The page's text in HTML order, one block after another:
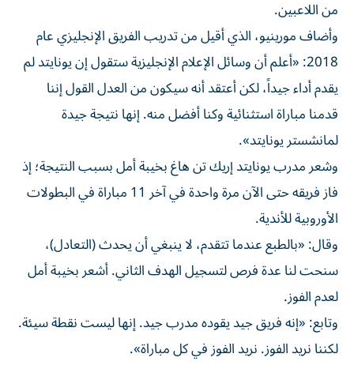
من اللاعبين.
وأضاف مورينيو، الذي أقيل من تدريب الفريق الإنجليزي عام
2018: «أعلم أن وسائل الإعلام الإنجليزية ستقول إن يونايتد لم
يقدم أداء جيداً، لكن أعتقد أنه سيكون من العدل القول إننا
قدمنا ​​مباراة استثنائية وكنا أفضل منه. إنها نتيجة جيدة
لمانشستر يونايتد».
وشعر مدرب يونايتد إريك تن هاغ بخيبة أمل بسبب النتيجة؛ إذ
فاز فريقه حتى الآن مرة واحدة في آخر 11 مباراة في البطولات
الأوروبية للأندية.
وقال: «بالطبع عندما تتقدم، لا ينبغي أن يحدث (التعادل)،
سنحت لنا عدة فرص لتسجيل الهدف الثاني. أشعر بخيبة أمل
لعدم الفوز.
وتابع: «إنه فريق جيد يقوده مدرب جيد. إنها ليست نقطة سيئة.
لكننا نريد الفوز. نريد الفوز في كل مباراة».